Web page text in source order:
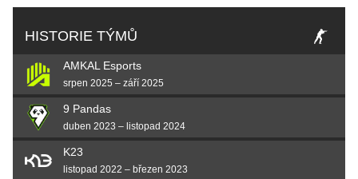
HISTORIE TÝMŮ
AMKAL Esports
srpen 2025 – září 2025
9 Pandas
duben 2023 – listopad 2024
K23
listopad 2022 – březen 2023